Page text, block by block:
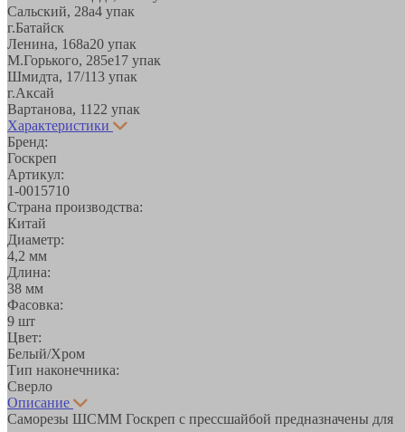
Сальский, 28a4 упак
г.Батайск
Ленина, 168а20 упак
М.Горького, 285е17 упак
Шмидта, 17/113 упак
г.Аксай
Вартанова, 11 22 упак
Характеристики
Бренд:
Госкреп
Артикул:
1-0015710
Страна производства:
Китай
Диаметр:
4,2 мм
Длина:
38 мм
Фасовка:
9 шт
Цвет:
Белый/Хром
Тип наконечника:
Сверло
Описание
Саморезы ШСММ Госкреп с прессшайбой предназначены для